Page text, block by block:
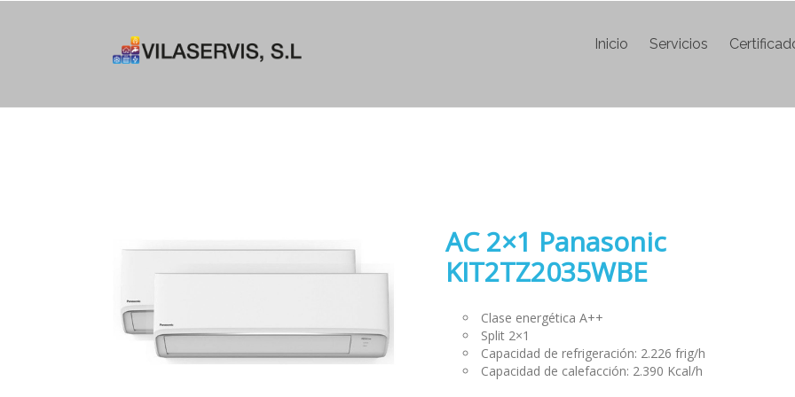
Inicio Servicios
AC 2×1 Panasonic
KIT2TZ2035WBE
Clase energética A++
Split 2×1
Capacidad de refrigeración: 2.226 frig/h
Capacidad de calefacción: 2.390 Kcal/h